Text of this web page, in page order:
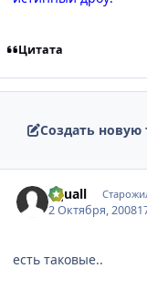
Цитата
Создать новую
Squall
2 Октября, 2008
есть таковые..